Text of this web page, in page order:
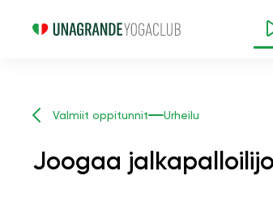
Valmiit oppitunnit Urheilu
Joogaa